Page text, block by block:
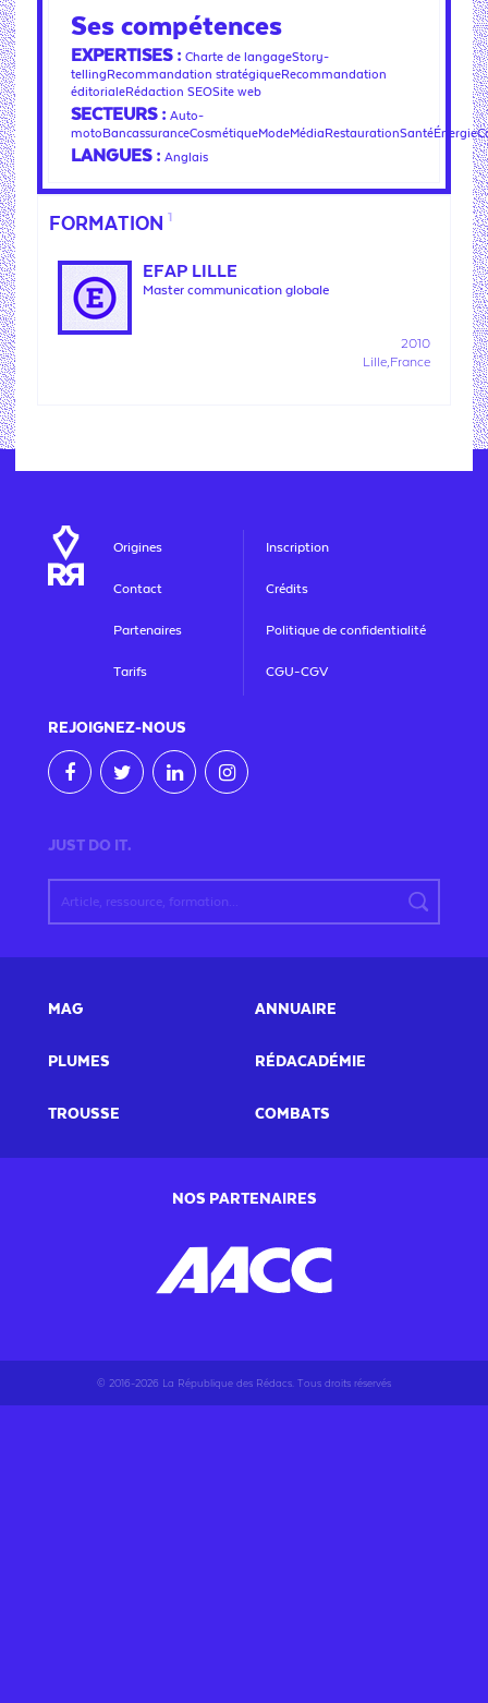
Ses compétences
EXPERTISES : Charte de langageStory-
tellingRecommandation stratégiqueRecommandation
éditorialeRédaction SEOSite web
SECTEURS : Auto-
LANGUES : Anglais
FORMATION 1
EFAP LILLE
Master communication globale
2010
Lille,France
Origines
Contact
Partenaires
Tarifs
Inscription
Crédits
Politique de confidentialité
CGU-CGV
REJOIGNEZ-NOUS
JUST DO IT.
MAG ANNUAIRE
PLUMES RÉDACADÉMIE
TROUSSE COMBATS
NOS PARTENAIRES
© 2016-2026 La République des Rédacs. Tous droits réservés